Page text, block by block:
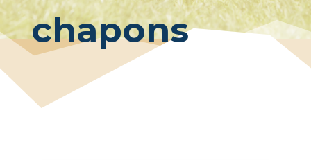
chapons